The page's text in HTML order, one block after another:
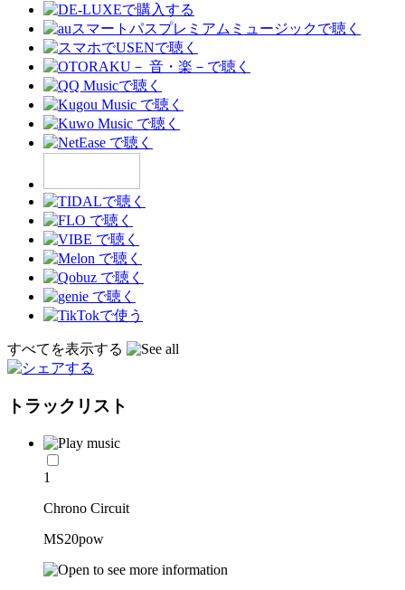
すべてを表示する
トラックリスト
1
Chrono Circuit
MS20pow